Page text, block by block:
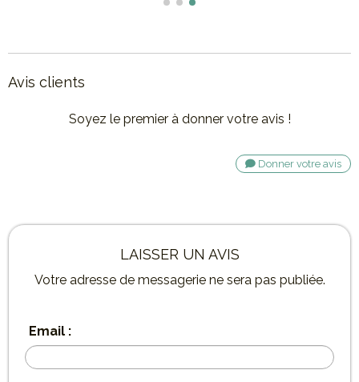
Avis clients
Soyez le premier à donner votre avis !
Donner votre avis
LAISSER UN AVIS
Votre adresse de messagerie ne sera pas publiée.
Email :